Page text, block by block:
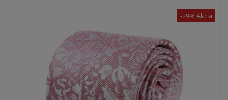
-29% Akcia